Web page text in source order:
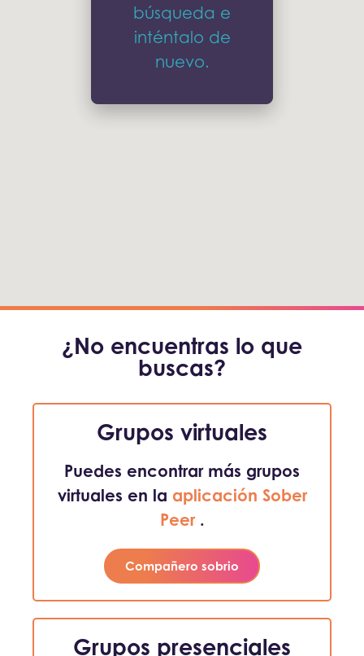
búsqueda e
inténtalo de
nuevo.
¿No encuentras lo que
buscas?
Grupos virtuales
Puedes encontrar más grupos
virtuales en la aplicación Sober
Peer.
Compañero sobrio
Grupos presenciales